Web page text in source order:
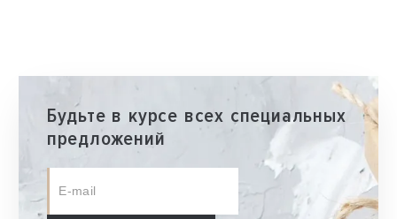
Будьте в курсе всех специальных
предложений